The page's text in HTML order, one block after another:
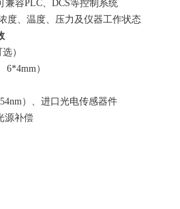
兼容PLC、DCS等控制系统
度、温度、压力及仪器工作状态
选）
6*4mm）
）、 进口 光电传感器件
源补偿